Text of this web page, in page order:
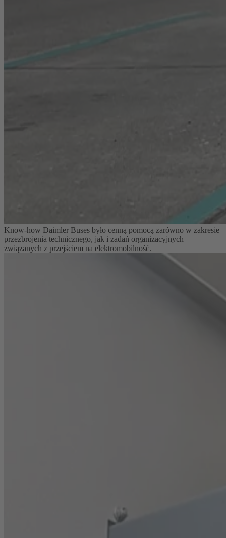
Know-how Daimler Buses było cenną pomocą zarówno w zakresie
przezbrojenia technicznego, jak i zadań organizacyjnych
związanych z przejściem na elektromobilność.